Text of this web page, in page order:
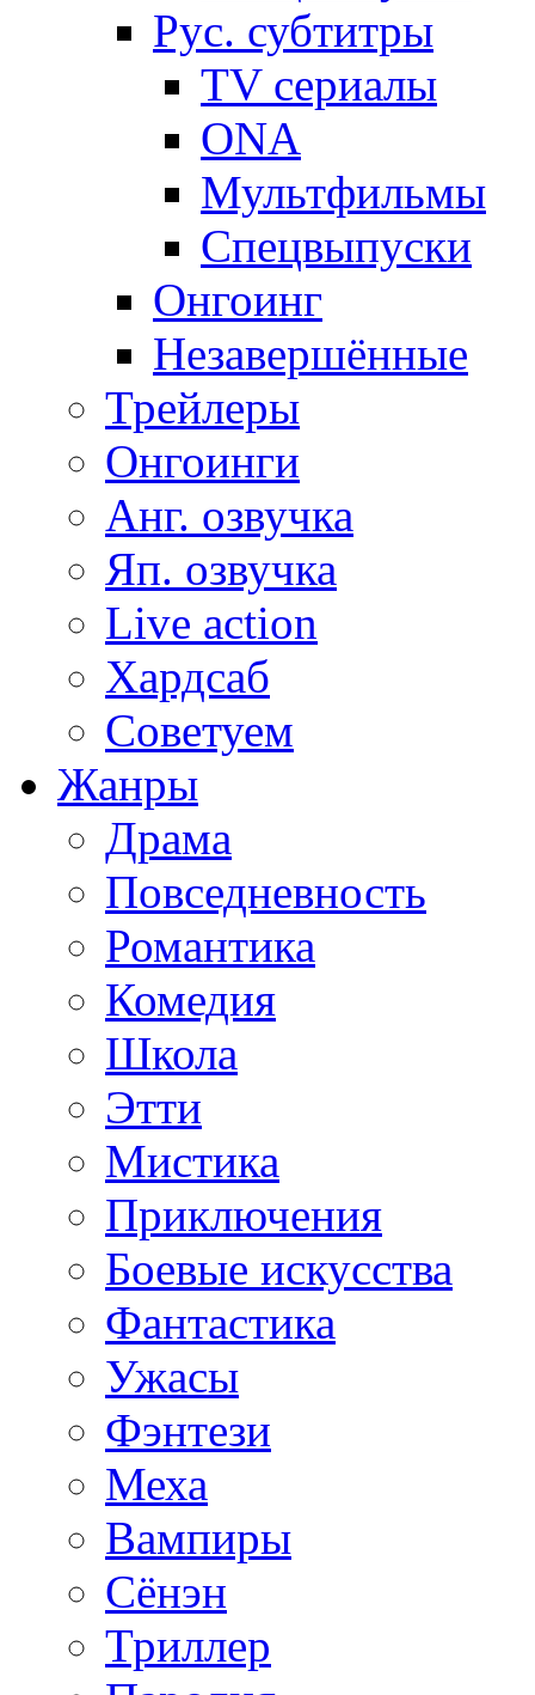
Рус. субтитры
TV сериалы
ONA
Мультфильмы
Спецвыпуски
Онгоинг
Незавершённые
Трейлеры
Онгоинги
Анг. озвучка
Яп. озвучка
Live action
Хардсаб
Советуем
Жанры
Драма
Повседневность
Романтика
Комедия
Школа
Этти
Мистика
Приключения
Боевые искусства
Фантастика
Ужасы
Фэнтези
Меха
Вампиры
Сёнэн
Триллер